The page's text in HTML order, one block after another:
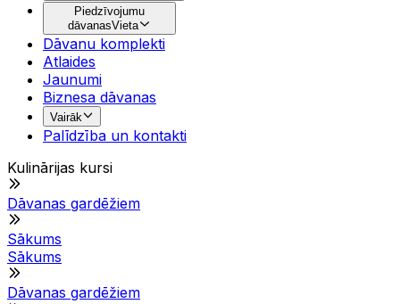
Piedzīvojumu
dāvanasVieta
Dāvanu komplekti
Atlaides
Jaunumi
Biznesa dāvanas
Vairāk
Palīdzība un kontakti
Kulinārijas kursi
Dāvanas gardēžiem
Sākums
Sākums
Dāvanas gardēžiem